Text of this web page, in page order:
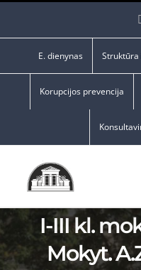
E. dienynas
Korupcijos prevencija
I-III kl.
Mokyt.